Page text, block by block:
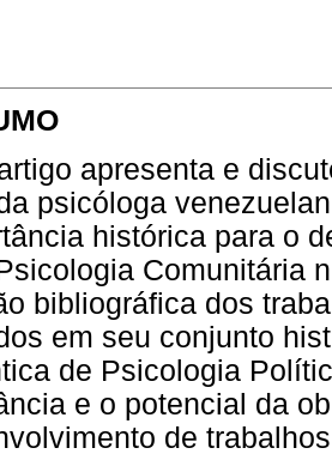
apresenta e
psicóloga
histórica para o
Comunitária
bibliográfica dos
em seu conjunto
de Psicologia
e o potencial da
de